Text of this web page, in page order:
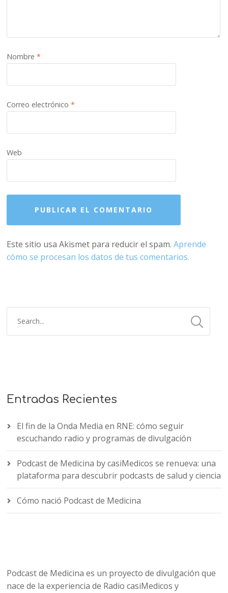
Nombre*
Correo electrónico*
Web
Este sitio usa Akismet para reducir el spam.Aprende
cómo se procesan los datos de tus comentarios.
Entradas Recientes
El fin de la Onda Media en RNE: cómo seguir
escuchando radio y programas de divulgación
Podcast de Medicina by casiMedicos se renueva: una
plataforma para descubrir podcasts de salud y ciencia
Cómo nació Podcast de Medicina
Podcast de Medicina es un proyecto de divulgación que
nace de la experiencia de Radio casiMedicos y